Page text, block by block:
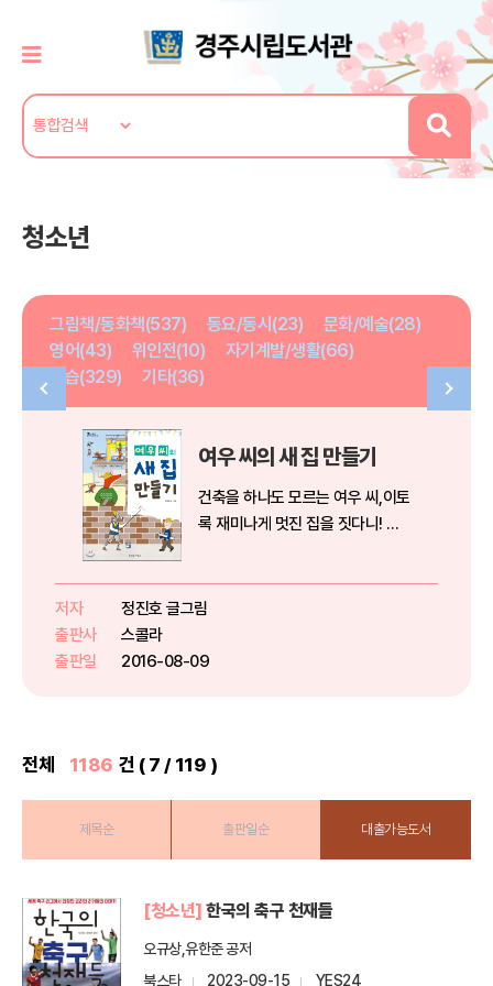
청소년
그림책/동화책(537) 동요/동시(23)
문화/예술(28)
영어(43)
위인전(10)
자기계발/생활(66)
학습(329)
기타(36)
여우 씨의 새 집 만들기
건축을 하나도 모르는 여우 씨,이토
록 재미나게 멋진 집을 짓다니! 이
리 힘든 일도 서로 도우며, 작은 힘
만드는 게 어렵지 않다는...
저자
정진호 글그림
출판사
스콜라
출판일
2016-08-09
전체 1186 건 ( 7 / 119 )
제목순 출판일순 대출가능도서
[청소년] 한국의 축구 천재들
오규상,유한준 공저
북스타
2023-09-15 YES24